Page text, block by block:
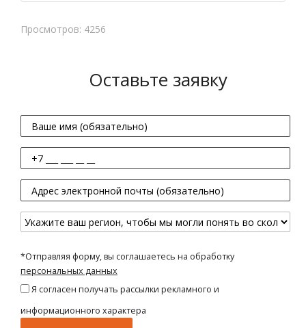
Просмотров: 4256
Оставьте заявку
*Отправляя форму, вы соглашаетесь на обработку
персональных данных
Я согласен получать рассылки рекламного и
информационного характера